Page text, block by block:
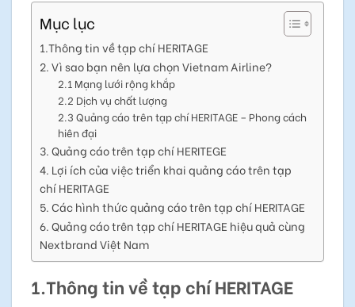
Mục lục
1.Thông tin về tạp chí HERITAGE
2. Vì sao bạn nên lựa chọn Vietnam Airline?
2.1 Mạng lưới rộng khắp
2.2 Dịch vụ chất lượng
2.3 Quảng cáo trên tạp chí HERITAGE – Phong cách
hiên đại
3. Quảng cáo trên tạp chí HERITEGE
4. Lợi ích của việc triển khai quảng cáo trên tạp
chí HERITAGE
5. Các hình thức quảng cáo trên tạp chí HERITAGE
6. Quảng cáo trên tạp chí HERITAGE hiệu quả cùng
Nextbrand Việt Nam
1.Thông tin về tạp chí HERITAGE